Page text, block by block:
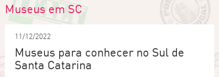
Museus em SC
11/12/2022
Museus para conhecer no Sul de
Santa Catarina